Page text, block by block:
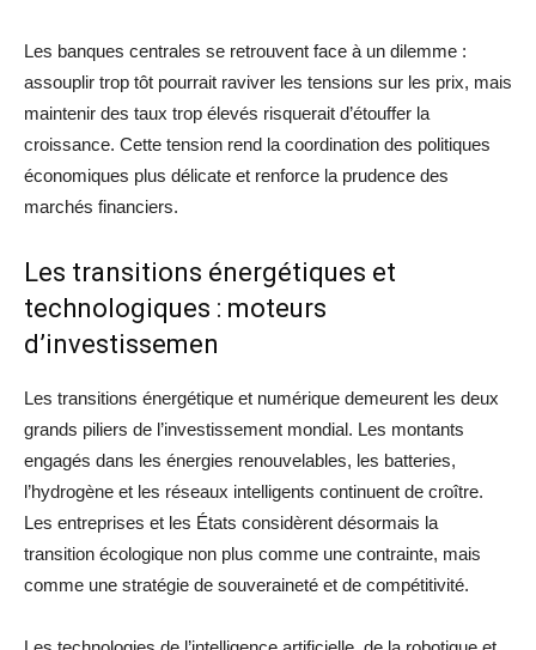
Les banques centrales se retrouvent face à un dilemme :
assouplir trop tôt pourrait raviver les tensions sur les prix, mais
maintenir des taux trop élevés risquerait d’étouffer la
croissance. Cette tension rend la coordination des politiques
économiques plus délicate et renforce la prudence des
marchés financiers.
Les transitions énergétiques et
technologiques : moteurs
d’investissemen
Les transitions énergétique et numérique demeurent les deux
grands piliers de l’investissement mondial. Les montants
engagés dans les énergies renouvelables, les batteries,
l’hydrogène et les réseaux intelligents continuent de croître.
Les entreprises et les États considèrent désormais la
transition écologique non plus comme une contrainte, mais
comme une stratégie de souveraineté et de compétitivité.